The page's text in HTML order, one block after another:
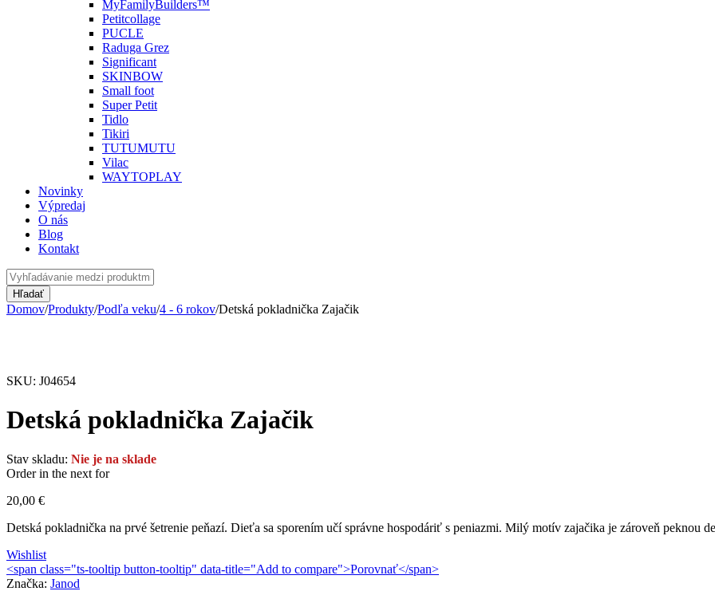
MyFamilyBuilders™
Petitcollage
PUCLE
Raduga Grez
Significant
SKINBOW
Small foot
Super Petit
Tidlo
Tikiri
TUTUMUTU
Vilac
WAYTOPLAY
Novinky
Výpredaj
O nás
Blog
Kontakt
Domov/Produkty/Podľa veku/4 - 6 rokov/Detská pokladnička Zajačik
SKU: J04654
Detská pokladnička Zajačik
Stav skladu: Nie je na sklade
Order in the next for
20,00 €
Detská pokladnička na prvé šetrenie peňazí. Dieťa sa sporením učí správne hospodáriť s peniazmi. Milý motív zajačika je zároveň peknou
Wishlist
<span class="ts-tooltip button-tooltip" data-title="Add to compare">Porovnať</span>
Značka: Janod